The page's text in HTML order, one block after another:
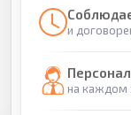
и
на каждом